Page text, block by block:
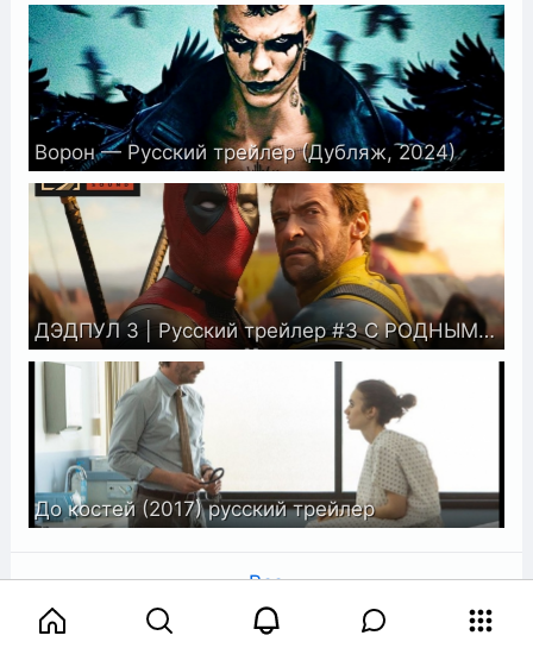
Ворон — Русский трейлер (Дубляж, 2024)
ДЭДПУЛ 3 | Русский трейлер #3 С РОДНЫМИ ГОЛОСАМИ ДЭДПУЛА И РОСОМАХИ в дубляже Red Head Sound
Дo кocтeй (2017) русский трейлер
Все